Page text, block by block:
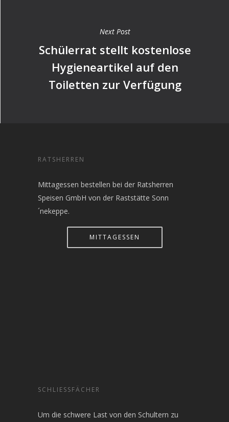
Next Post
Schülerrat stellt kostenlose
Hygieneartikel auf den
Toiletten zur Verfügung
RATSHERREN
Mittagessen bestellen bei der Ratsherren
Speisen GmbH von der Raststätte Sonn
´nekeppe.
MITTAGESSEN
SCHLIESSFÄCHER
Um die schwere Last von den Schultern zu